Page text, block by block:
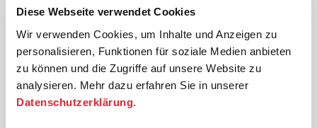
Diese Webseite verwendet Cookies
Wir verwenden Cookies, um Inhalte und Anzeigen zu
personalisieren, Funktionen für soziale Medien anbieten
zu können und die Zugriffe auf unsere Website zu
analysieren. Mehr dazu erfahren Sie in unserer
Datenschutzerklärung.